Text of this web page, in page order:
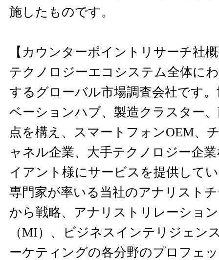
施したものです。
【カウンターポイントリサーチ社
テクノロジーエコシステム全体に
するグローバル市場調査会社です
ベーションハブ、製造クラスター
点を構え、スマートフォンOEM、
ャネル企業、大手テクノロジー企
イアント様にサービスを提供して
専門家が率いる当社のアナリスト
から戦略、アナリストリレーショ
（MI）、ビジネスインテリジェン
ーケティングの各分野のプロフェ